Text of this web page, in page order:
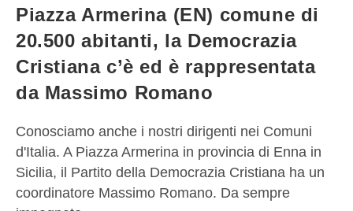
Piazza Armerina (EN) comune di
20.500 abitanti, la Democrazia
Cristiana c’è ed è rappresentata
da Massimo Romano
Conosciamo anche i nostri dirigenti nei Comuni
d'Italia. A Piazza Armerina in provincia di Enna in
Sicilia, il Partito della Democrazia Cristiana ha un
coordinatore Massimo Romano. Da sempre